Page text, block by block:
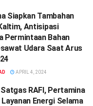
Siapkan Tambahan
Antisipasi
Permintaan Bahan
Udara Saat Arus
APRIL 4, 2024
RAFI, Pertamina
Energi Selama